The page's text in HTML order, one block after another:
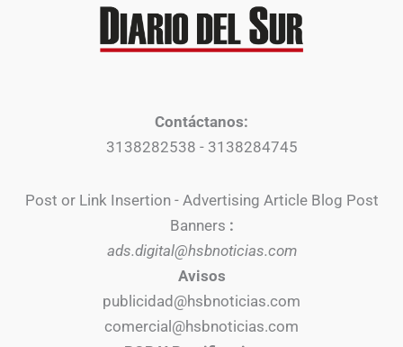
Contáctanos:
3138282538 - 3138284745
Post or Link Insertion - Advertising Article Blog Post
Banners :
ads.digital@hsbnoticias.com
Avisos
publicidad@hsbnoticias.com
comercial@hsbnoticias.com